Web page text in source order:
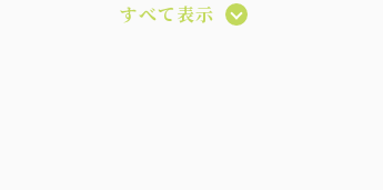
すべて表示